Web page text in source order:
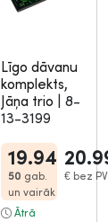
Līgo dāvanu
komplekts,
Jāņa trio
8-
13-3199
19.94
50 gab.
un vairāk
€ bez
Ātrā